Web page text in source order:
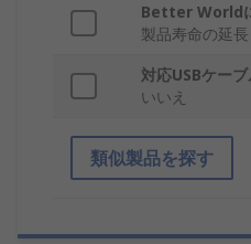
Better World
製品寿命の延長
対応USBケー
いいえ
類似製品を探す